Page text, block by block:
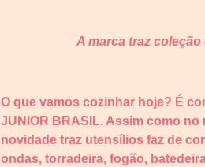
A marca traz
O que vamos cozinhar hoje? É
JUNIOR BRASIL. Assim como
novidade traz utensílios faz de
ondas, torradeira, fogão,